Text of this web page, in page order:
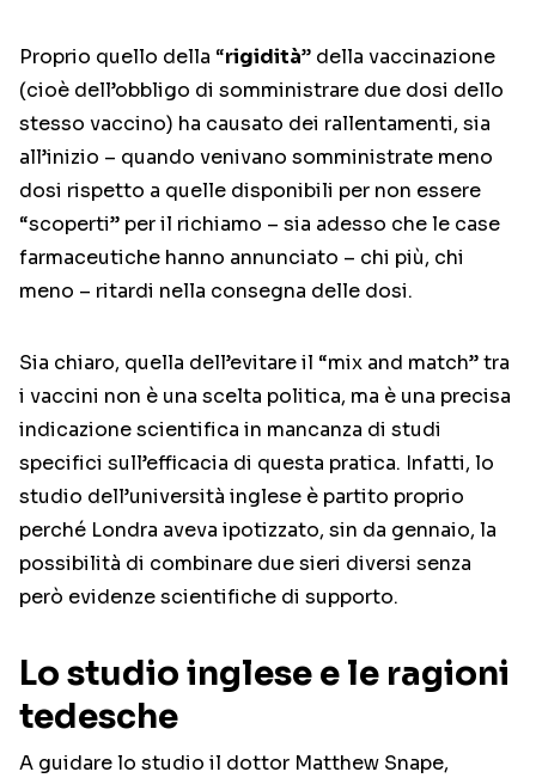
Proprio quello della “rigidità” della vaccinazione
(cioè dell’obbligo di somministrare due dosi dello
stesso vaccino) ha causato dei rallentamenti, sia
all’inizio – quando venivano somministrate meno
dosi rispetto a quelle disponibili per non essere
“scoperti” per il richiamo – sia adesso che le case
farmaceutiche hanno annunciato – chi più, chi
meno – ritardi nella consegna delle dosi.
Sia chiaro, quella dell’evitare il “mix and match” tra
i vaccini non è una scelta politica, ma è una precisa
indicazione scientifica in mancanza di studi
specifici sull’efficacia di questa pratica. Infatti, lo
studio dell’università inglese è partito proprio
perché Londra aveva ipotizzato, sin da gennaio, la
possibilità di combinare due sieri diversi senza
però evidenze scientifiche di supporto.
Lo studio inglese e le ragioni
tedesche
A guidare lo studio il dottor Matthew Snape,